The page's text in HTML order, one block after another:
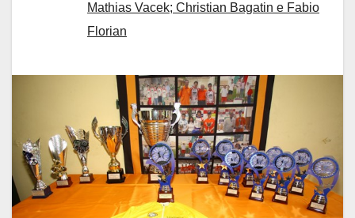
Mathias Vacek; Christian Bagatin e Fabio
Florian